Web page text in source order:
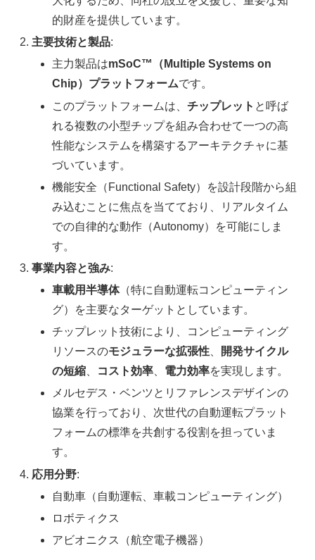
的財産を提供しています。
主要技術と製品:
主力製品はmSoC™（Multiple Systems on
Chip）プラットフォームです。
このプラットフォームは、チップレット と呼ば
れる複数の小型チップを組み合わせて一つの高
性能なシステムを構築するアーキテクチャに基
づいています。
機能安全（Functional Safety）を設計段階から組
み込むことに焦点を当てており、リアルタイム
での自律的な動作（Autonomy）を可能にしま
す。
事業内容と強み:
車載用半導体（特に自動運転コンピューティン
グ）を主要なターゲットとしています。
チップレット技術により、コンピューティング
リソースのモジュラーな拡張性
開発サイクル
の短縮
コスト効率 電力効率を実現します。
メルセデス・ベンツとリファレンスデザインの
協業を行っており、次世代の自動運転プラット
フォームの標準を共創する役割を担っていま
す。
応用分野:
自動車（自動運転、車載コンピューティング）
ロボティクス
アビオニクス（航空電子機器）